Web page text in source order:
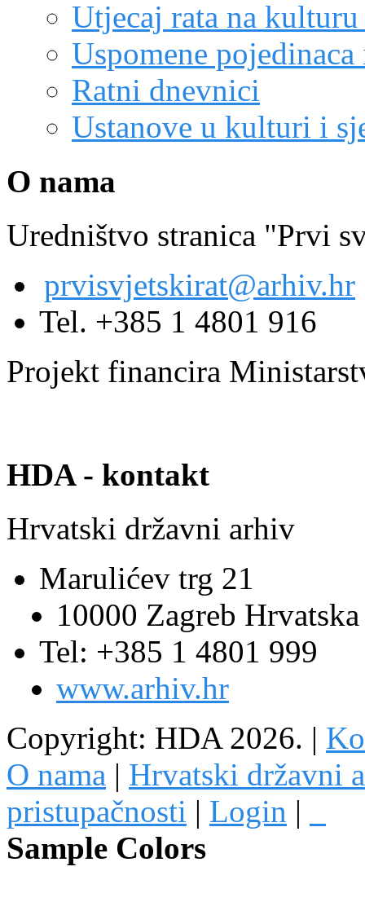
Utjecaj rata na
Uspomene
Ratni dnevnici
Ustanove u kulturi i
O nama
Uredništvo stranica "Prvi
prvisvjetskirat@arhiv.hr
Tel. +385 1 4801 916
Projekt financira
HDA - kontakt
Hrvatski državni arhiv
Marulićev trg 21
10000 Zagreb Hrvatska
Tel: +385 1 4801 999
www.arhiv.hr
Copyright: HDA 2026. |
O nama | Hrvatski državni
pristupačnosti | Login |
Sample Colors